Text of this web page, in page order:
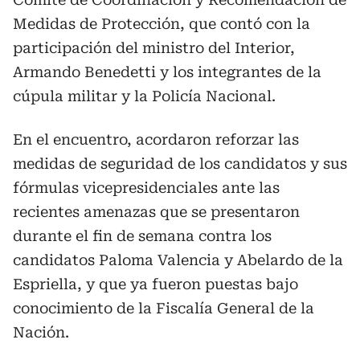
Medidas de Protección, que contó con la
participación del ministro del Interior,
Armando Benedetti y los integrantes de la
cúpula militar y la Policía Nacional.
En el encuentro, acordaron reforzar las
medidas de seguridad de los candidatos y sus
fórmulas vicepresidenciales ante las
recientes amenazas que se presentaron
durante el fin de semana contra los
candidatos Paloma Valencia y Abelardo de la
Espriella, y que ya fueron puestas bajo
conocimiento de la Fiscalía General de la
Nación.